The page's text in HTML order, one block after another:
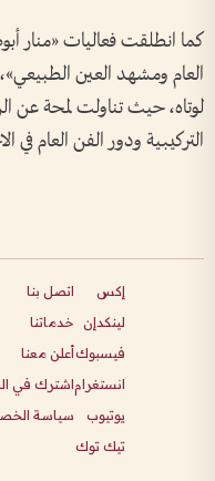
كما انطلقت فعاليات «منار
العام ومشهد العين
لوتاه، حيث تناولت لمحة عن
التركيبية ودور الفن العام في
إكس
لينكدإن
فيسبوك
انستغرام
يوتيوب
تيك توك
اتصل بنا
خدماتنا
أعلن معنا
اشترك في
سياسة